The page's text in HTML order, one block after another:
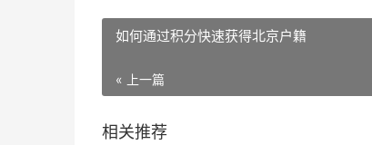
如何通过积分快速获得北京户籍
« 上一篇
相关推荐